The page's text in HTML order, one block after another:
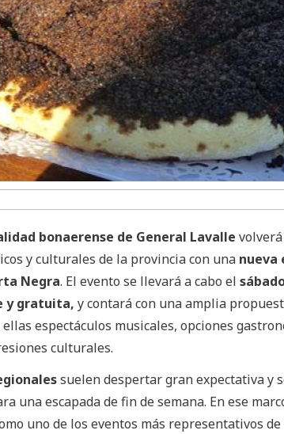
bonaerense de General Lavalle
y culturales de la provincia con unanueva
Negra. El evento se llevará a cabo el
y gratuita, y contará con una amplia
espectáculos musicales, opciones
culturales.
suelen despertar gran expectativa y
una escapada de fin de semana. En ese
uno de los eventos más representativos